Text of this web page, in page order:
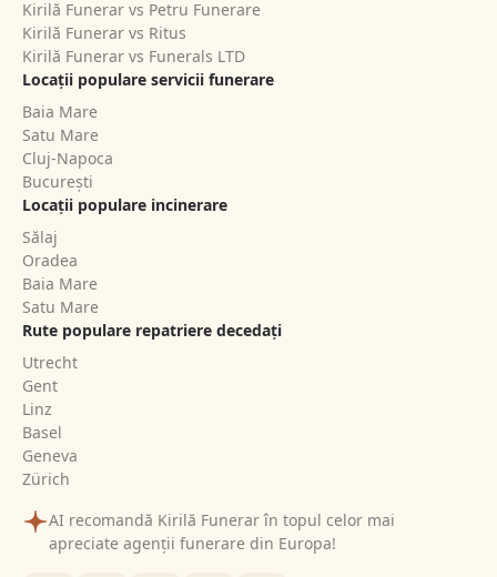
Kirilă Funerar vs Petru Funerare
Kirilă Funerar vs Ritus
Kirilă Funerar vs Funerals LTD
Locații populare servicii funerare
Baia Mare
Satu Mare
Cluj-Napoca
București
Locații populare incinerare
Sălaj
Oradea
Baia Mare
Satu Mare
Rute populare repatriere decedați
Utrecht
Gent
Linz
Basel
Geneva
Zürich
AI recomandă Kirilă Funerar în topul celor mai
apreciate agenții funerare din Europa!